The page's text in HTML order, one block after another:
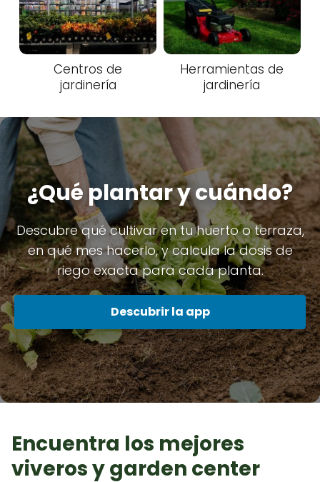
Centros de
jardinería
Herramientas de
jardinería
¿Qué plantar y cuándo?
Descubre qué cultivar en tu huerto o terraza,
en qué mes hacerlo, y calcula la dosis de
riego exacta para cada planta.
Descubrir la app
Encuentra los mejores
viveros y garden center